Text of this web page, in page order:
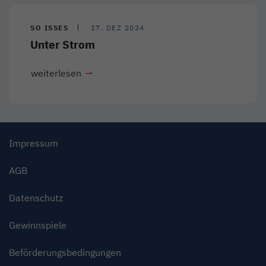
SO ISSES 17. DEZ 2024
Unter Strom
weiterlesen
Impressum
AGB
Datenschutz
Gewinnspiele
Beförderungsbedingungen